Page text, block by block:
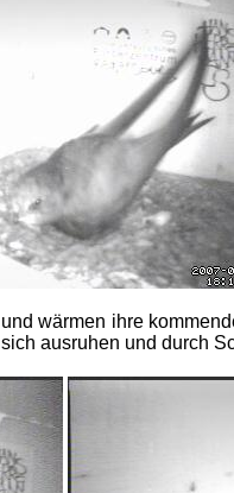
wärmen ihre
ausruhen und durch